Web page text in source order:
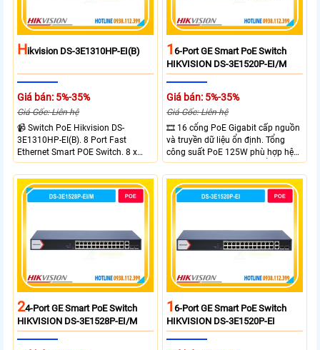
HIkvision DS-3E1310HP-EI(B)
Giá bán: 5%-35%
Giá Gốc: Liên hệ
📹 Switch PoE Hikvision DS-
3E1310HP-EI(B). 8 Port Fast
Ethernet Smart POE Switch. 8 x
10/100M PoE Ports, 2 x Gigabit
Uplink Ports.
16-Port GE Smart PoE Switch
HIKVISION DS-3E1520P-EI/M
Giá bán: 5%-35%
Giá Gốc: Liên hệ
🎞 16 cổng PoE Gigabit cấp nguồn
và truyền dữ liệu ổn định. Tổng
công suất PoE 125W phù hợp hệ
thống camera IP vừa. 2 cổng RJ45
Gigabit và 2 cổng quang SFP mở
rộng linh hoạt. Hỗ trợ truyền PoE
xa tối đa lên đến 300 mét.
24-Port GE Smart PoE Switch
HIKVISION DS-3E1528P-EI/M
16-Port GE Smart PoE Switch
HIKVISION DS-3E1520P-EI